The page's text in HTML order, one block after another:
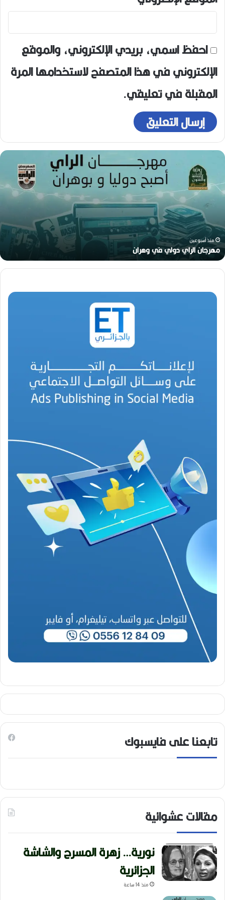
احفظ اسمي، بريدي الإلكتروني، والموقع
الإلكتروني في هذا المتصفح لاستخدامها المرة
المقبلة في تعليقي.
ه
و
ا
ر
ي
ع
و
ي
ن
ا
ت
.
أ
ي
ق
ن
ة
ل
ب
ه
ج
ة
م
ن
ع
ص
ي
ب
منذ أسبوعين
هواري عوينات.. أيقونة البهجة في زمن
تابعنا على فايسبوك
مقالات عشوائية
نورية… زهرة المسرح والشاشة
الجزائرية
منذ 14 ساعة